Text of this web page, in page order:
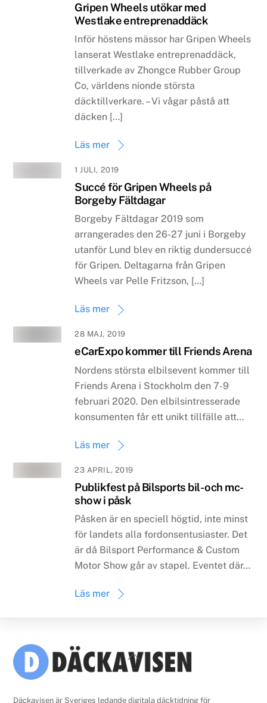
Gripen Wheels utökar med
Westlake entreprenaddäck
Inför höstens mässor har Gripen Wheels
lanserat Westlake entreprenaddäck,
tillverkade av Zhongce Rubber Group
Co, världens nionde största
däcktillverkare. – Vi vågar påstå att
däcken […]
Läs mer
1 JULI, 2019
Succé för Gripen Wheels på
Borgeby Fältdagar
Borgeby Fältdagar 2019 som
arrangerades den 26-27 juni i Borgeby
utanför Lund blev en riktig dundersuccé
för Gripen. Deltagarna från Gripen
Wheels var Pelle Fritzson, […]
Läs mer
28 MAJ, 2019
eCarExpo kommer till Friends Arena
Nordens största elbilsevent kommer till
Friends Arena i Stockholm den 7-9
februari 2020. Den elbilsintresserade
konsumenten får ett unikt tillfälle att…
Läs mer
23 APRIL, 2019
Publikfest på Bilsports bil- och mc-
show i påsk
Påsken är en speciell högtid, inte minst
för landets alla fordonsentusiaster. Det
är då Bilsport Performance & Custom
Motor Show går av stapel. Eventet där…
Läs mer
Back
To
Däckavisen är Sveriges ledande digitala däcktidning för